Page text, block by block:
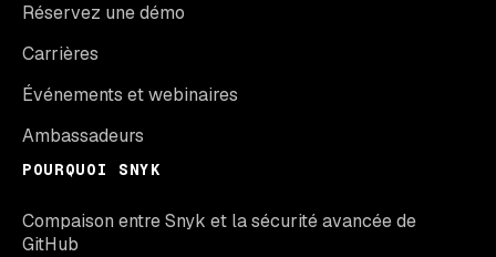
Réservez une démo
Carrières
Événements et webinaires
Ambassadeurs
POURQUOI SNYK
Compaison entre Snyk et la sécurité avancée de
GitHub